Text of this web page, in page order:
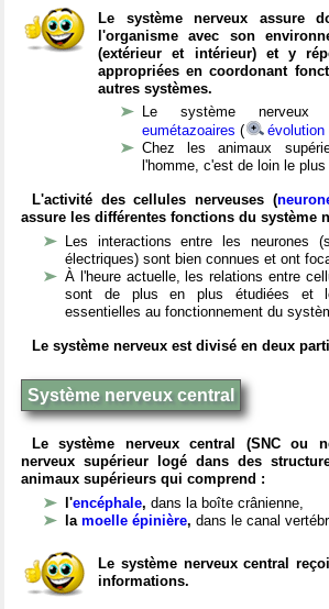
Le système nerveux assure
l'organisme avec son
(extérieur et intérieur) et y
appropriées en coordonant
autres systèmes.
Le système
eumétazoaires ( évolution
Chez les animaux
l'homme, c'est de loin le
L'activité des cellules nerveuses (
assure les différentes fonctions du système
Les interactions entre les neurones
électriques) sont bien connues et ont
À l'heure actuelle, les relations entre
sont de plus en plus étudiées et
essentielles au fonctionnement du
Le système nerveux est divisé en deux
Système nerveux central
Le système nerveux central (SNC ou
nerveux supérieur logé dans des
animaux supérieurs qui comprend :
l'encéphale, dans la boîte crânienne,
la moelle épinière, dans le canal
Le système nerveux central
informations.